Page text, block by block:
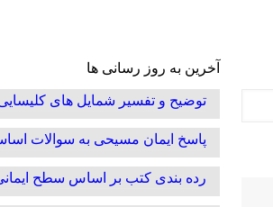
آخرین به روز رسانی ها
توضیح و تفسیر شمایل های
پاسخ ایمان مسیحی به سوالات
رده بندی کتب بر اساس سطح